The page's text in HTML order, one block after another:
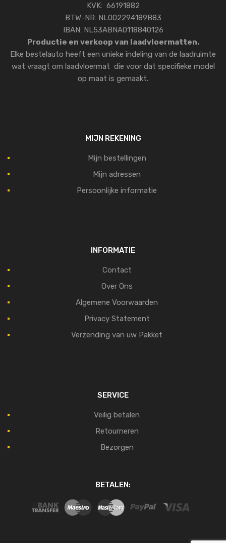
KVK: 66191882
BTW-NR: NL002294189B83
IBAN: NL53ABNA0118840126
Productie en verkoop van laadvloermatten.
Elke bestelauto heeft een unieke indeling van de laadruimte
wat vraagt om laadvloermat die voor dat specifieke model
op maat is gemaakt.
MIJN REKENING
Mijn bestellingen
Mijn adressen
Persoonlijke informatie
INFORMATIE
Contact
Over Ons
Algemene Voorwaarden
Privacy Statement
Verzending van uw Pakket
SERVICE
Veilig betalen
Retourneren
Bezorgen
BETALEN: